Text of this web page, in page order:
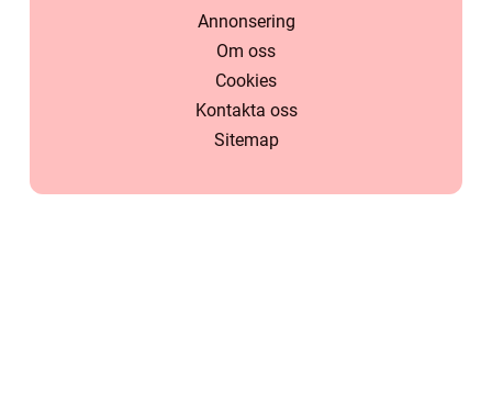
Annonsering
Om oss
Cookies
Kontakta oss
Sitemap